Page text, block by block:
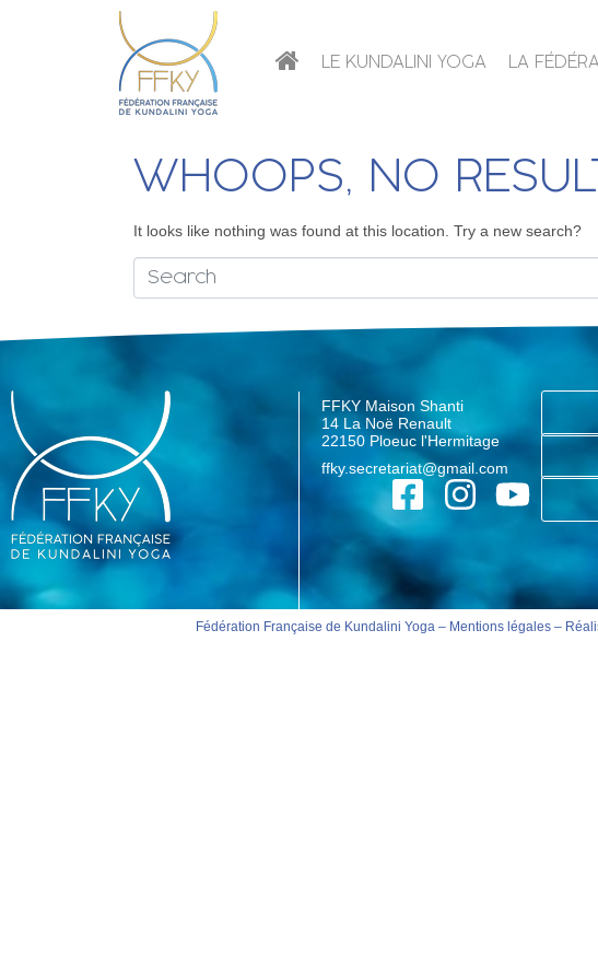
LE KUNDALINI YOGA LA
WHOOPS, NO
It looks like nothing was found at this location. Try a new search?
FFKY Maison Shanti
14 La Noë Renault
22150 Ploeuc l'Hermitage
ffky.secretariat@gmail.com
Fédération Française de Kundalini Yoga – Mentions légales–